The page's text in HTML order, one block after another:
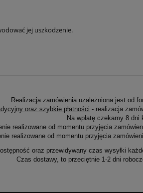
jej uszkodzenie.
Realizacja zamówienia uzależniona jest od
oraz szybkie płatności - realizacja
Na wpłatę czekamy 8 dni
realizowane od momentu przyjęcia
realizowane od momentu przyjęcia
oraz przewidywany czas wysyłki
Czas dostawy, to przeciętnie 1-2 dni